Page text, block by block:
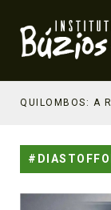
QUILOMBOS: A